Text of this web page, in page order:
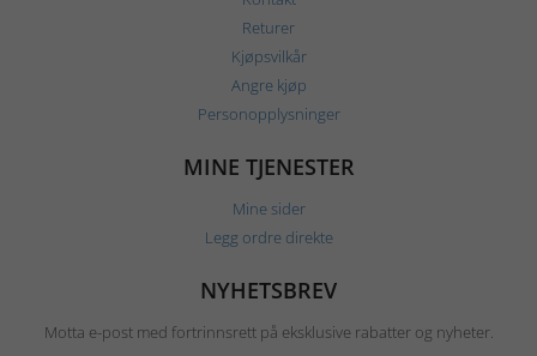
Returer
Kjøpsvilkår
Angre kjøp
Personopplysninger
MINE TJENESTER
Mine sider
Legg ordre direkte
NYHETSBREV
Motta e-post med fortrinnsrett på eksklusive rabatter og nyheter.